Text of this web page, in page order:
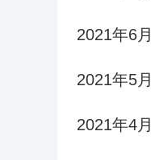
2021年6月
2021年5月
2021年4月